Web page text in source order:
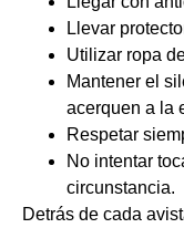
Llevar
Utilizar ropa
Mantener el
acerquen a la
Respetar
No intentar
circunstancia.
Detrás de cada